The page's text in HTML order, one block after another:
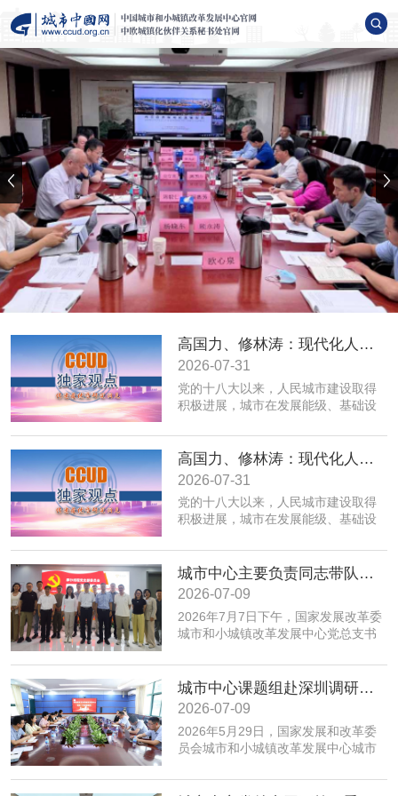
高国力、修林涛：现代化人民城市高质量发展的战略框架与政策体系
2026-07-31
党的十八大以来，人民城市建设取得
积极进展，城市在发展能级、基础设
治理、历史文化保护等方面取得积极
成效；同时，也面临着转变发展方
式、培育发展动能、提升功能品质、
加强生态环境保护、赓续历史文脉、
推动精细治理、增强城市韧性等转型
发展任务。为实现以上目标，必须紧
城市、安全可靠的韧性城市、崇德向
善的文明城市、便捷高效的智慧城市
等重点任务，优化以构建新体系、培
育新动能、服务全年龄、保障全要素
为重点的政策体系，走出一条具有中
高国力、修林涛：现代化人民城市高质量发展的战略框架与政策体系
2026-07-31
党的十八大以来，人民城市建设取得
积极进展，城市在发展能级、基础设
治理、历史文化保护等方面取得积极
成效；同时，也面临着转变发展方
式、培育发展动能、提升功能品质、
加强生态环境保护、赓续历史文脉、
推动精细治理、增强城市韧性等转型
发展任务。为实现以上目标，必须紧
城市、安全可靠的韧性城市、崇德向
善的文明城市、便捷高效的智慧城市
等重点任务，优化以构建新体系、培
育新动能、服务全年龄、保障全要素
为重点的政策体系，走出一条具有中
城市中心主要负责同志带队赴摩尔线程“夸娥”北京智算中心专题调研
2026-07-09
2026年7月7日下午，国家发展改革委
城市和小城镇改革发展中心党总支书
娥”北京智算中心开展专题调研。
城市中心课题组赴深圳调研全国人才大数据平台福田区学生学习力项目应用情况
2026-07-09
​2026年5月29日，国家发展和改革委
员会城市和小城镇改革发展中心城市
国人才大数据平台在基础教育学生学